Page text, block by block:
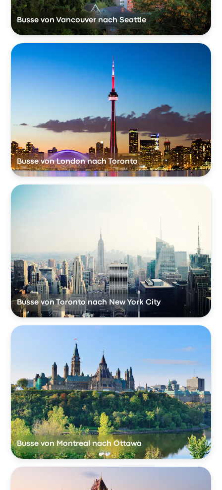
Busse von Vancouver nach Seattle
Busse von London nach Toronto
Busse von Toronto nach New York City
Busse von Montreal nach Ottawa